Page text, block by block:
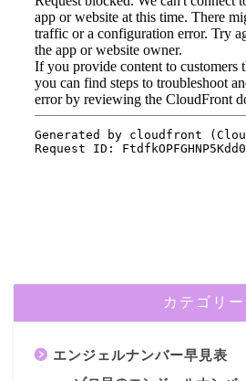
カテゴリー
エンジェルナンバー早見表